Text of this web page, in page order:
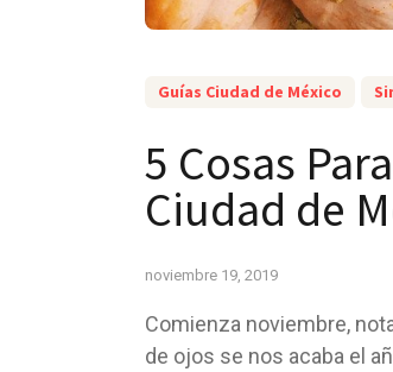
Guías Ciudad de México
5 Cosas
Ciudad de
noviembre 19, 2019
Comienza noviembre,
de ojos se nos acaba el